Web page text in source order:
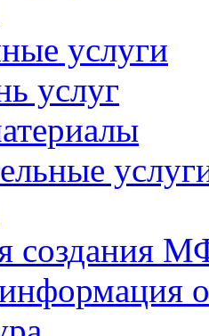
услуги
услуг
создания